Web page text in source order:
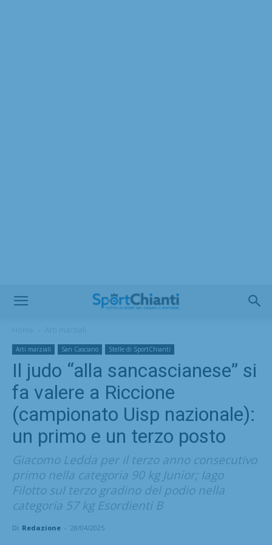
Arti marziali San Casciano Stelle di SportChianti
Il judo “alla sancascianese” si
fa valere a Riccione
(campionato Uisp nazionale):
un primo e un terzo posto
Giacomo Ledda per il terzo anno consecutivo
primo nella categoria 90 kg Junior; Iago
Filotto sul terzo gradino del podio nella
categoria 57 kg Esordienti B
Di Redazione - 28/04/2025